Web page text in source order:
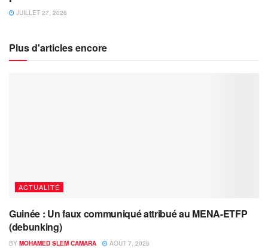
JUILLET 27, 2026
Plus d'articles encore
ACTUALITÉ
Guinée : Un faux communiqué attribué au MENA-ETFP
(debunking)
BY MOHAMED SLEM CAMARA AOÛT 7, 2026